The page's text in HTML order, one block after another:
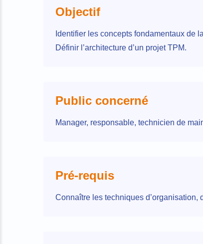
Objectif
Identifier les concepts fondamentaux de
Définir l’architecture d’un projet TPM.
Public concerné
Manager, responsable, technicien de
Pré-requis
Connaître les techniques d’organisation,